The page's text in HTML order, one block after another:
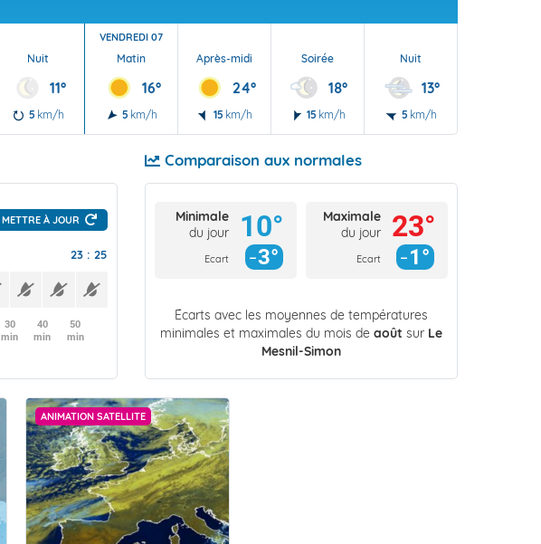
Nuit
11°
5 km/h
VENDREDI 07
Matin
16°
5 km/h
Après-midi
24°
15 km/h
Soirée
18°
15 km/h
Nuit
13°
5 km/h
METTRE À JOUR
23 : 25
30
min
40
min
50
min
Comparaison aux normales
Minimale
du jour
Ecart
10°
3°
Maximale
du jour
Ecart
23°
1°
Écarts avec les moyennes de températures
minimales et maximales du mois de août sur Le
Mesnil-Simon
ANIMATION SATELLITE